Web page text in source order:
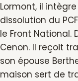
Lormont, il
dissolution du
le Front National.
Cenon. Il reçoit
son épouse
maison sert de